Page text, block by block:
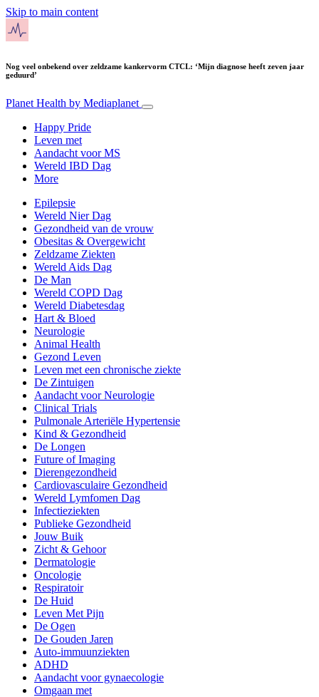
Skip to main content
Nog veel onbekend over zeldzame kankervorm CTCL: ‘Mijn diagnose heeft zeven jaar
geduurd’
Planet Health by Mediaplanet
Happy Pride
Leven met
Aandacht voor MS
Wereld IBD Dag
More
Epilepsie
Wereld Nier Dag
Gezondheid van de vrouw
Obesitas & Overgewicht
Zeldzame Ziekten
Wereld Aids Dag
De Man
Wereld COPD Dag
Wereld Diabetesdag
Hart & Bloed
Neurologie
Animal Health
Gezond Leven
Leven met een chronische ziekte
De Zintuigen
Aandacht voor Neurologie
Clinical Trials
Pulmonale Arteriële Hypertensie
Kind & Gezondheid
De Longen
Future of Imaging
Dierengezondheid
Cardiovasculaire Gezondheid
Wereld Lymfomen Dag
Infectieziekten
Publieke Gezondheid
Jouw Buik
Zicht & Gehoor
Dermatologie
Oncologie
Respiratoir
De Huid
Leven Met Pijn
De Ogen
De Gouden Jaren
Auto-immuunziekten
ADHD
Aandacht voor gynaecologie
Omgaan met